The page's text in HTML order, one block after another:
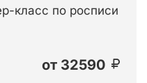
класс по росписи
от 32590